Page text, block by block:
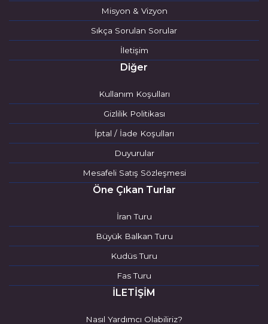
Misyon & Vizyon
Sıkça Sorulan Sorular
İletişim
Diğer
Kullanım Koşulları
Gizlilik Politikası
İptal / İade Koşulları
Duyurular
Mesafeli Satış Sözleşmesi
Öne Çıkan Turlar
İran Turu
Büyük Balkan Turu
Kudüs Turu
Fas Turu
İLETİŞİM
Nasıl Yardımcı Olabiliriz?